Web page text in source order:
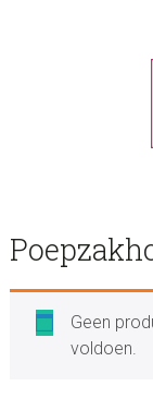
Geen
voldoen.